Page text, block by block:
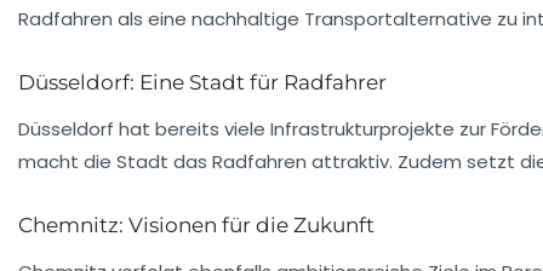
Radfahren als eine nachhaltige Transportalternative zu
Düsseldorf: Eine Stadt für Radfahrer
Düsseldorf hat bereits viele Infrastrukturprojekte zur
macht die Stadt das Radfahren attraktiv. Zudem setzt
Chemnitz: Visionen für die Zukunft